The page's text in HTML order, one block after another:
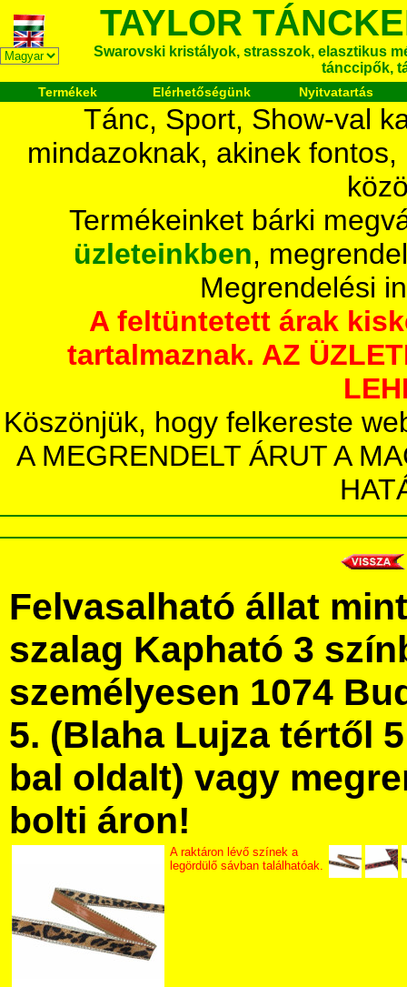
TAYLOR
Swarovski kristályok, strasszok, elasztikus
tánccipők,
Termékek Elérhetőségünk Nyitvatartás
Tánc, Sport, Show-val
mindazoknak, akinek
Termékeinket bárki
üzleteinkben,
Megrendelési
A feltüntetett árak
tartalmaznak. AZ
Köszönjük, hogy felkereste
A MEGRENDELT ÁRUT A
Felvasalható állat
szalag Kapható 3
személyesen 1074
5. (Blaha Lujza tértől
bal oldalt) vagy
bolti áron!
A raktáron lévő színek a
legördülő sávban találhatóak.